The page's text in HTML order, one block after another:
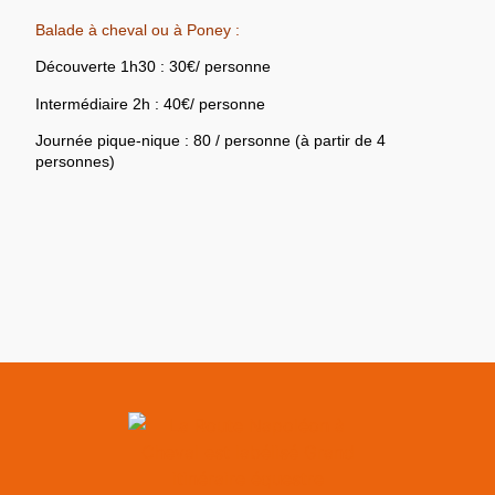
Balade à cheval ou à Poney :
Découverte 1h30 : 30€/ personne
Intermédiaire 2h : 40€/ personne
Journée pique-nique : 80 / personne (à partir de 4
personnes)